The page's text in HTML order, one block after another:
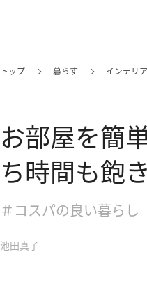
トップ 暮らす インテリ
お部屋を簡
ち時間も飽
＃コスパの良い暮らし
池田真子